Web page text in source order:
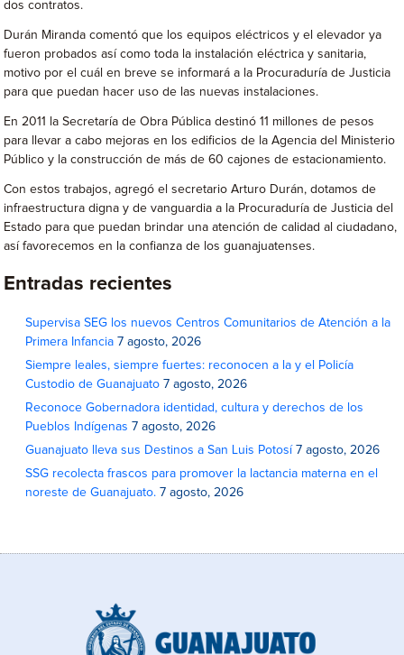
dos contratos.
Durán Miranda comentó que los equipos eléctricos y el elevador ya
fueron probados así como toda la instalación eléctrica y sanitaria,
motivo por el cuál en breve se informará a la Procuraduría de Justicia
para que puedan hacer uso de las nuevas instalaciones.
En 2011 la Secretaría de Obra Pública destinó 11 millones de pesos
para llevar a cabo mejoras en los edificios de la Agencia del Ministerio
Público y la construcción de más de 60 cajones de estacionamiento.
Con estos trabajos, agregó el secretario Arturo Durán, dotamos de
infraestructura digna y de vanguardia a la Procuraduría de Justicia del
Estado para que puedan brindar una atención de calidad al ciudadano,
así favorecemos en la confianza de los guanajuatenses.
Entradas recientes
Supervisa SEG los nuevos Centros Comunitarios de Atención a la
Primera Infancia 7 agosto, 2026
Siempre leales, siempre fuertes: reconocen a la y el Policía
Custodio de Guanajuato 7 agosto, 2026
Reconoce Gobernadora identidad, cultura y derechos de los
Pueblos Indígenas 7 agosto, 2026
Guanajuato lleva sus Destinos a San Luis Potosí 7 agosto, 2026
SSG recolecta frascos para promover la lactancia materna en el
noreste de Guanajuato. 7 agosto, 2026